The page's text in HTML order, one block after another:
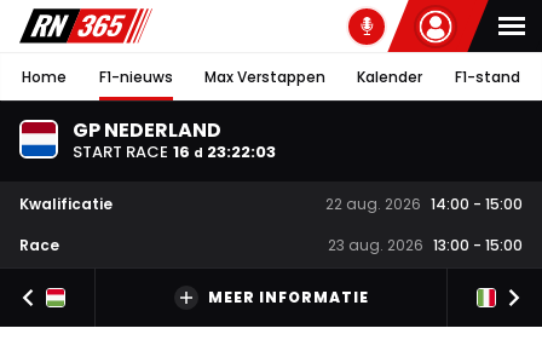
Home F1-nieuws Max Verstappen Kalender F1-stand
GP NEDERLAND
START RACE 16 d 23:22:02
Kwalificatie 22 aug. 2026 14:00 - 15:00
Race
23 aug. 2026 13:00 - 15:00
MEER INFORMATIE